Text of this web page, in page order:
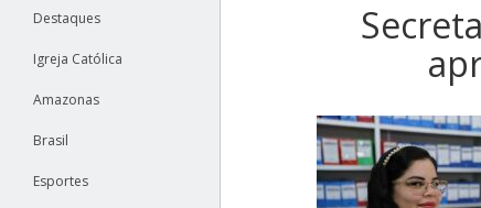
Destaques
Igreja Católica
Amazonas
Brasil
Esportes